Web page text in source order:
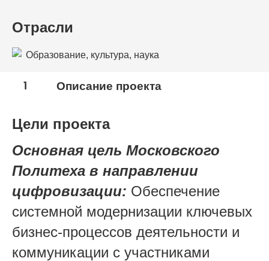
Отрасли
Образование, культура, наука
1 Описание проекта
Цели проекта
Основная цель Московского
Политеха в направлении
цифровизации: Обеспечение
системной модернизации ключевых
бизнес-процессов деятельности и
коммуникации с участниками